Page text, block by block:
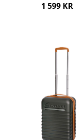
1 599 KR